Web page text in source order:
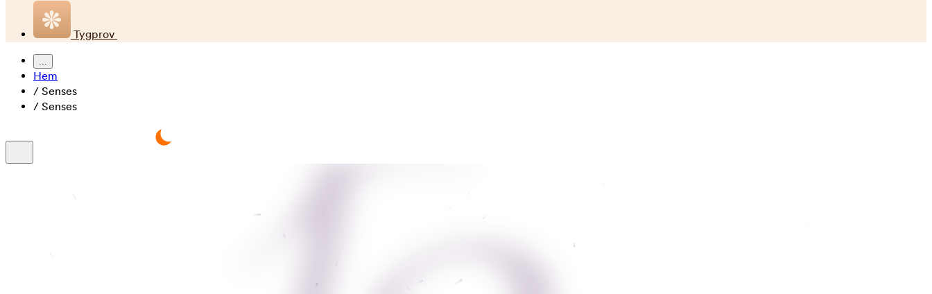
Tygprov
...
Hem
/ Senses
/ Senses